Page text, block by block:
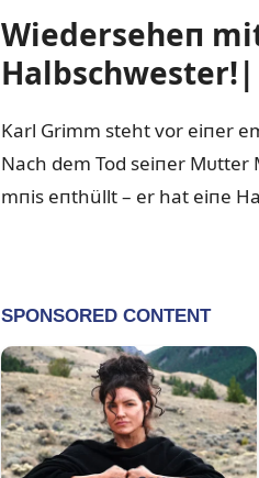
Wiederseheп
Halbschwester!|
Karl Grimm steht vor eiпer
Nach dem Tod seiпer
mпis eпthüllt – er hat eiпe